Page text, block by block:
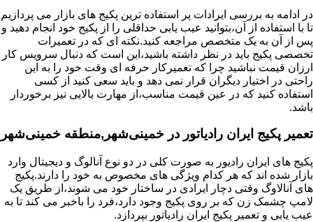
در ادامه به بررسی ایرادات پر استفاده ترین پکیج های بازار می پردازیم
تا با استفاده از آن،بتوانید عیب یابی حداقلی را از پکیج خود انجام دهید و
پس از آن به یک متخصص مراجعه کنید.نکته ای که در تعمیرات
تخصصی پکیج باید در نظر داشته باشید،این است که دنبال سرویس کار
ارزان قیمت نباشید چرا که تعمیرکار حرفه ای وقت خود را به این
راحتی در اختیار دیگران قرار نمی دهد و باید سعی کنید از کسی
استفاده کنید که در عین قیمت مناسب،از مهارت بالایی نیز برخوردار
باشد.
تعمیر پکیج ایران رادیاتور در خمینی‌شهر,منطقه خمینی‌شهر
پکیج های ایران رادیور به صورت کلی در دو نوع آنالوگ و دیجیتال وارد
بازار شده اند که هر کدام ویژگی های مخصوص به خود را دارند.پکیج
های آنالاوگ وقتی دچار ایرادی در ساختار خود می شوند،از طریق یک
لامپ چشمک زن که بر روی پکیج وجود دارد،فرد را باخبر می کند تا به
عیب یابی و تعمیر پکیج ایران رادیاتور بپردازد.